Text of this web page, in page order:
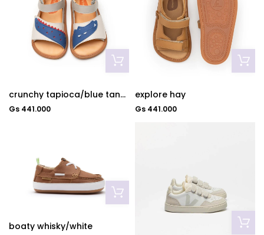
crunchy tapioca/blue tang/pu mice
Gs 441.000
explore hay
Gs 441.000
boaty whisky/white